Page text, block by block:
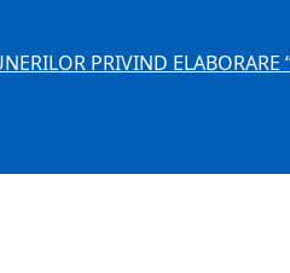
PRIVIND